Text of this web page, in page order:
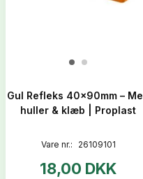
Gul Refleks 40x90mm –
huller & klæb | Proplast
Vare nr.: 26109101
18,00 DKK